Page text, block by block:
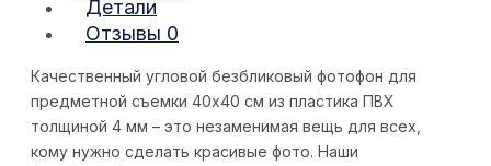
Детали
Отзывы 0
Качественный угловой безбликовый фотофон для
предметной съемки 40х40 см из пластика ПВХ
толщиной 4 мм – это незаменимая вещь для всех,
кому нужно сделать красивые фото. Наши